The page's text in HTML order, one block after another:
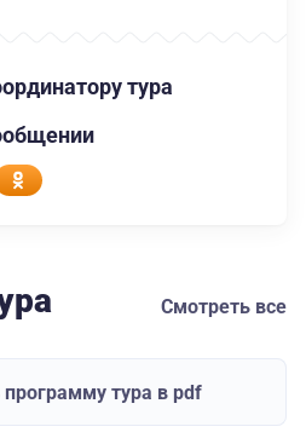
тура
Смотреть все
программу тура в pdf